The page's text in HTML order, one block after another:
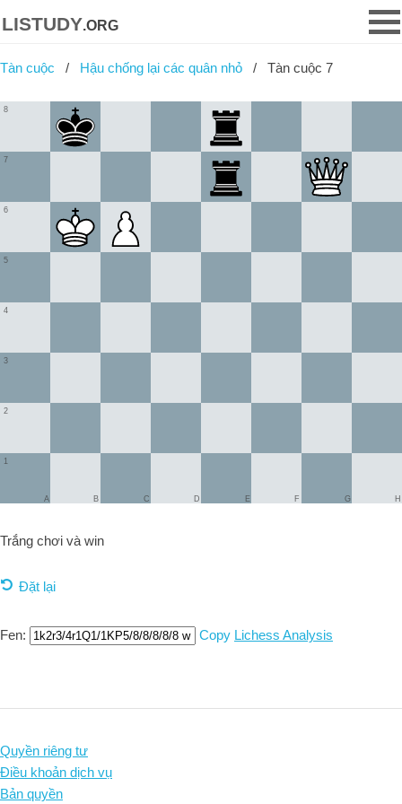
listudy.org
Tàn cuộc Hậu chống lại các quân nhỏ Tàn cuộc 7
1
2
3
4
5
6
7
8
A B C D E F G H
Trắng chơi và win
Đặt lại
Fen: Copy Lichess Analysis
Quyền riêng tư
Điều khoản dịch vụ
Bản quyền